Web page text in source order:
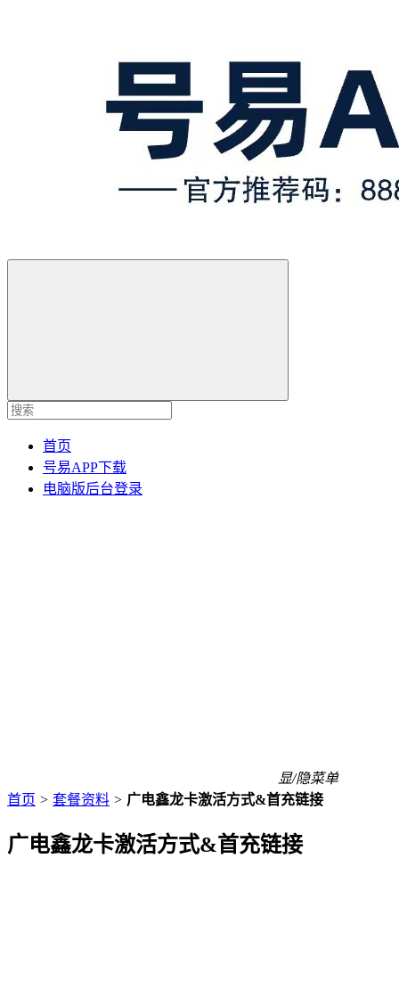
首页
号易APP下载
电脑版后台登录
显/隐菜单
首页 > 套餐资料 > 广电鑫龙卡激活方式&首充链接
广电鑫龙卡激活方式&首充链接